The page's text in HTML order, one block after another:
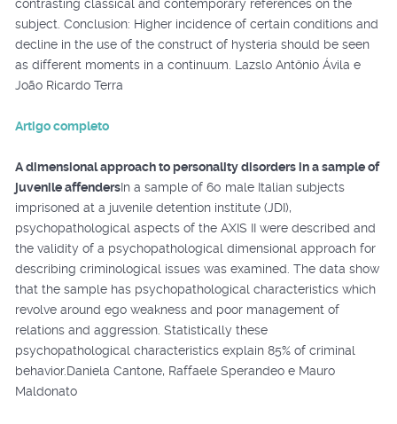
contrasting classical and contemporary references on the
subject. Conclusion: Higher incidence of certain conditions and
decline in the use of the construct of hysteria should be seen
as different moments in a continuum. Lazslo Antônio Ávila e
João Ricardo Terra
Artigo completo
A dimensional approach to personality disorders in a sample of
juvenile affendersIn a sample of 60 male Italian subjects
imprisoned at a juvenile detention institute (JDI),
psychopathological aspects of the AXIS II were described and
the validity of a psychopathological dimensional approach for
describing criminological issues was examined. The data show
that the sample has psychopathological characteristics which
revolve around ego weakness and poor management of
relations and aggression. Statistically these
psychopathological characteristics explain 85% of criminal
behavior.Daniela Cantone, Raffaele Sperandeo e Mauro
Maldonato